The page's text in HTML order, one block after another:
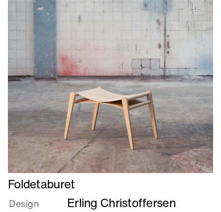
Læs
mere
om
Foldetaburet
Design Erling Christoffersen